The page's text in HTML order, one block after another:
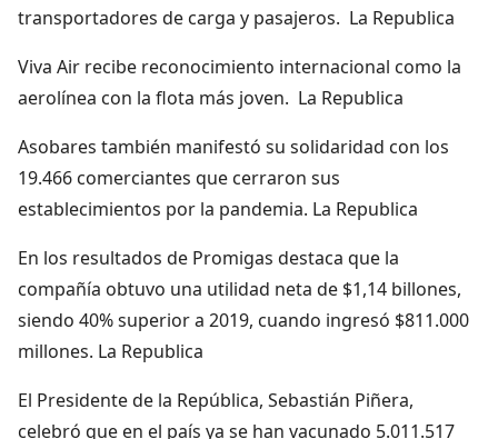
transportadores de carga y pasajeros. La Republica
Viva Air recibe reconocimiento internacional como la
aerolínea con la flota más joven. La Republica
Asobares también manifestó su solidaridad con los
19.466 comerciantes que cerraron sus
establecimientos por la pandemia. La Republica
En los resultados de Promigas destaca que la
compañía obtuvo una utilidad neta de $1,14 billones,
siendo 40% superior a 2019, cuando ingresó $811.000
millones. La Republica
El Presidente de la República, Sebastián Piñera,
celebró que en el país ya se han vacunado 5.011.517